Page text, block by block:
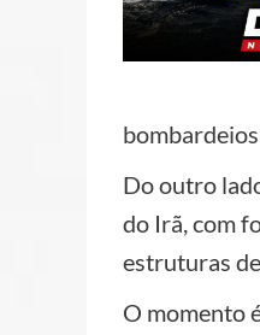
Do outro
do Irã, com
estruturas
O momento